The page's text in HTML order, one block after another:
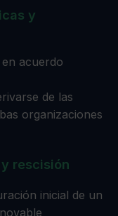
y
acuerdo
de las
organizaciones
rescisión
inicial de un